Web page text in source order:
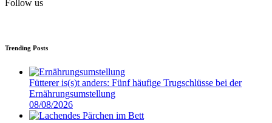
Follow us
Trending Posts
Fütterer is(s)t anders: Fünf häufige Trugschlüsse bei der
Ernährungsumstellung
08/08/2026